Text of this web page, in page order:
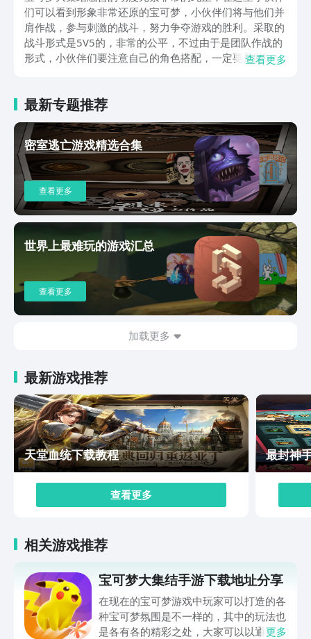
们可以看到形象非常还原的宝可梦，小伙伴们将与他们并
肩作战，参与刺激的战斗，努力争夺游戏的胜利。采取的
战斗形式是5V5的，非常的公平，不过由于是团队作战的
形式，小伙伴们要注意自己的角色搭配，一定要是团队能
第一无二的，和很多角色都能爆发出不一样的火花，也有
非常多种的搭配方式，如果小伙伴们想要搭配出适合的队
伍，就一定要了解大部分角色的站位和技能。此外，由于
是多人联机的形式，所以小伙伴们还能拉上自己的好朋友
们一起去玩，非常的方便，与好友共同组队，打开语音，
交流更加方便快速，良好的交流和沟通是获得胜利的关
键。以上就是有关宝可梦大集结正版手游下载的全部内
容，有需要的小伙伴记得在上面预约，以免自己错过宝可
梦相关的测试信息或者上线信息，这一点还是比较重要
的，能让自己第一时间玩到游戏。
查看更多
最新专题推荐
密室逃亡游戏精选合集
查看更多
世界上最难玩的游戏汇总
查看更多
加载更多
最新游戏推荐
天堂血统下载教程
查看更多
最封神
相关游戏推荐
宝可梦大集结手游下载地址分享
在现在的宝可梦游戏中玩家可以打造的各
种宝可梦氛围是不一样的，其中的玩法也
是各有各的精彩之处，大家可以以通过本
更多